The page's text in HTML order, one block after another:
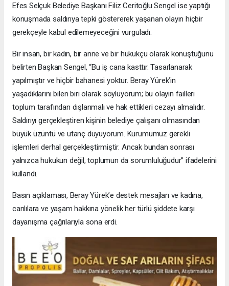
Efes Selçuk Belediye Başkanı Filiz Ceritoğlu Sengel ise yaptığı
konuşmada saldırıya tepki göstererek yaşanan olayın hiçbir
gerekçeyle kabul edilemeyeceğini vurguladı.
Bir insan, bir kadın, bir anne ve bir hukukçu olarak konuştuğunu
belirten Başkan Sengel, “Bu iş cana kasttır. Tasarlanarak
yapılmıştır ve hiçbir bahanesi yoktur. Beray Yürek’in
yaşadıklarını bilen biri olarak söylüyorum; bu olayın failleri
toplum tarafından dışlanmalı ve hak ettikleri cezayı almalıdır.
Saldırıyı gerçekleştiren kişinin belediye çalışanı olmasından
büyük üzüntü ve utanç duyuyorum. Kurumumuz gerekli
işlemleri derhal gerçekleştirmiştir. Ancak bundan sonrası
yalnızca hukukun değil, toplumun da sorumluluğudur” ifadelerini
kullandı.
Basın açıklaması, Beray Yürek’e destek mesajları ve kadına,
canlılara ve yaşam hakkına yönelik her türlü şiddete karşı
dayanışma çağrılarıyla sona erdi.